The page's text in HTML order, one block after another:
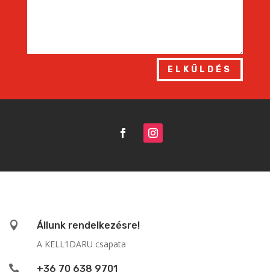
ELKÜLDÉS

Állunk rendelkezésre!
A KELL1DARU csapata
 +36 70 638 9701